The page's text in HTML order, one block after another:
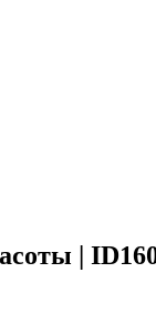
|